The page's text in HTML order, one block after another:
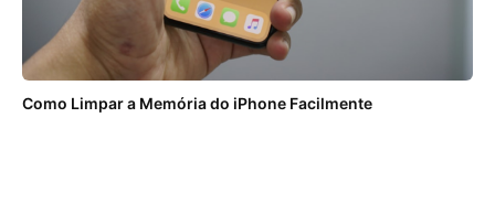
Como Limpar a Memória do iPhone Facilmente